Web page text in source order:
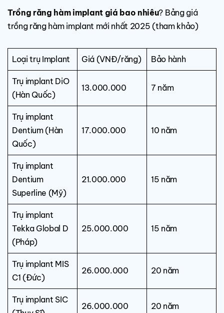
Trồng răng hàm implant giá bao nhiêu? Bảng giá
trồng răng hàm implant mới nhất 2025 (tham khảo)
Loại trụ Implant Giá (VNĐ/răng) Bảo hành
Trụ implant DiO
(Hàn Quốc)
13.000.000 7 năm
Trụ implant
Dentium (Hàn
Quốc)
17.000.000 10 năm
Trụ implant
Dentium
Superline (Mỹ)
21.000.000 15 năm
Trụ implant
Tekka Global D
(Pháp)
25.000.000 15 năm
Trụ implant MIS
C1 (Đức)
26.000.000 20 năm
Trụ implant SIC
26.000.000 20 năm